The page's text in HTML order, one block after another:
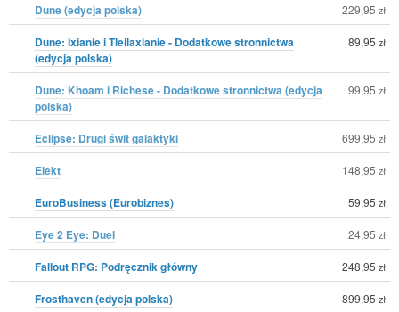
Dune (edycja polska) 229,95 zł
Dune: Ixianie i Tleilaxianie - Dodatkowe stronnictwa
(edycja polska)
89,95 zł
Dune: Khoam i Richese - Dodatkowe stronnictwa (edycja
polska)
99,95 zł
Eclipse: Drugi świt galaktyki 699,95 zł
Elekt 148,95 zł
EuroBusiness (Eurobiznes) 59,95 zł
Eye 2 Eye: Duel 24,95 zł
Fallout RPG: Podręcznik główny 248,95 zł
Frosthaven (edycja polska) 899,95 zł